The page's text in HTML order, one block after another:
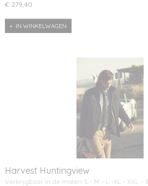
€ 279,40
IN WINKELWAGEN
Harvest Huntingview
Verkrijgbaar in de maten S - M - L -XL - XXL -